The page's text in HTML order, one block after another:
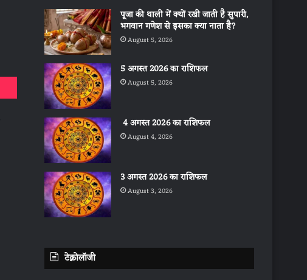
पूजा की थाली में क्यों रखी जाती है सुपारी,
भगवान गणेश से इसका क्या नाता है?
August 5, 2026
5 अगस्त 2026 का राशिफल
August 5, 2026
4 अगस्त 2026 का राशिफल
August 4, 2026
3 अगस्त 2026 का राशिफल
August 3, 2026
टेक्नोलॉजी